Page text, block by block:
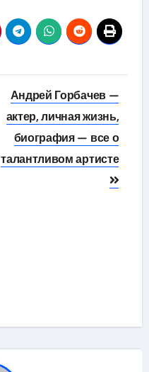
Андрей Горбачев —
актер, личная жизнь,
биография — все о
талантливом артисте